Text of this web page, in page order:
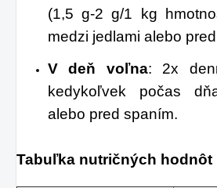
(1,5 g-2 g/1 kg
medzi jedlami alebo
V deň voľna: 2x
kedykoľvek počas
alebo pred spaním.
Tabuľka nutričných hodnôt